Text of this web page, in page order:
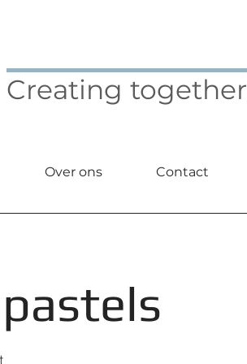
Creating together
Over ons Contact